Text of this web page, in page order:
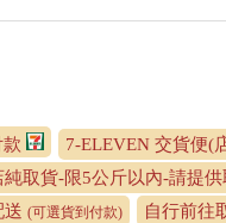
7-ELEVEN 交貨便(
取貨-限5公斤以內-請提
送 (可選貨到付款) 自行前往